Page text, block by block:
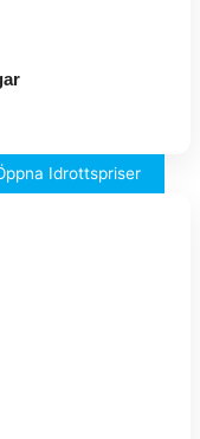
Idrottspriser